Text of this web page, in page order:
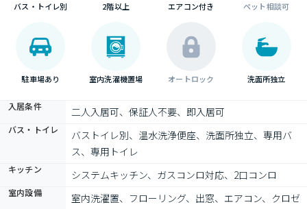
バス・トイレ別 2階以上 エアコン付き ペット相談可
駐車場あり 室内洗濯機置場 オートロック 洗面所独立
入居条件 二人入居可、保証人不要、即入居可
バス・トイレ
バストイレ別、温水洗浄便座、洗面所独立、専用バ
ス、専用トイレ
キッチン システムキッチン、ガスコンロ対応、2口コンロ
室内設備
室内洗濯置、フローリング、出窓、エアコン、クロゼ